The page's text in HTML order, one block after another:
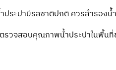
ประปามีรสชาติปกติ ควรสำรองน้
รวจสอบคุณภาพน้ำประปาในพื้นที่